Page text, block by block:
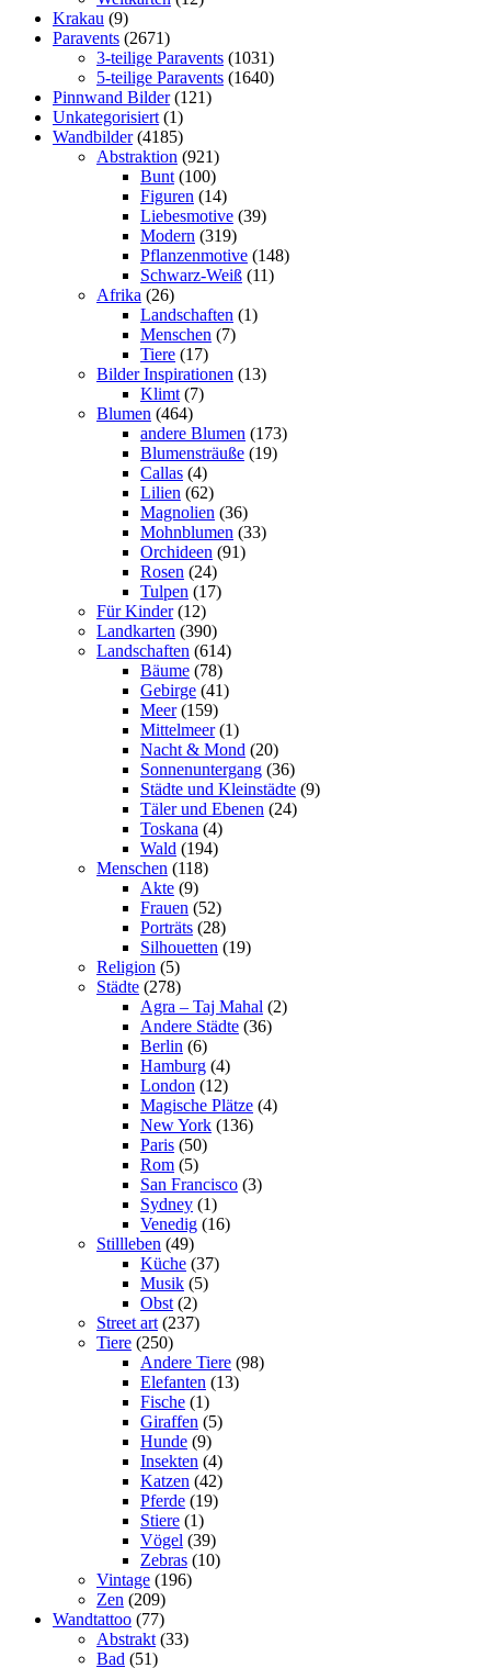
Krakau (9)
Paravents (2671)
3-teilige Paravents (1031)
5-teilige Paravents (1640)
Pinnwand Bilder (121)
Unkategorisiert (1)
Wandbilder (4185)
Abstraktion (921)
Bunt (100)
Figuren (14)
Liebesmotive (39)
Modern (319)
Pflanzenmotive (148)
Schwarz-Weiß (11)
Afrika (26)
Landschaften (1)
Menschen (7)
Tiere (17)
Bilder Inspirationen (13)
Klimt (7)
Blumen (464)
andere Blumen (173)
Blumensträuße (19)
Callas (4)
Lilien (62)
Magnolien (36)
Mohnblumen (33)
Orchideen (91)
Rosen (24)
Tulpen (17)
Für Kinder (12)
Landkarten (390)
Landschaften (614)
Bäume (78)
Gebirge (41)
Meer (159)
Mittelmeer (1)
Nacht & Mond (20)
Sonnenuntergang (36)
Städte und Kleinstädte (9)
Täler und Ebenen (24)
Toskana (4)
Wald (194)
Menschen (118)
Akte (9)
Frauen (52)
Porträts (28)
Silhouetten (19)
Religion (5)
Städte (278)
Agra – Taj Mahal (2)
Andere Städte (36)
Berlin (6)
Hamburg (4)
London (12)
Magische Plätze (4)
New York (136)
Paris (50)
Rom (5)
San Francisco (3)
Sydney (1)
Venedig (16)
Stillleben (49)
Küche (37)
Musik (5)
Obst (2)
Street art (237)
Tiere (250)
Andere Tiere (98)
Elefanten (13)
Fische (1)
Giraffen (5)
Hunde (9)
Insekten (4)
Katzen (42)
Pferde (19)
Stiere (1)
Vögel (39)
Zebras (10)
Vintage (196)
Zen (209)
Wandtattoo (77)
Abstrakt (33)
Bad (51)